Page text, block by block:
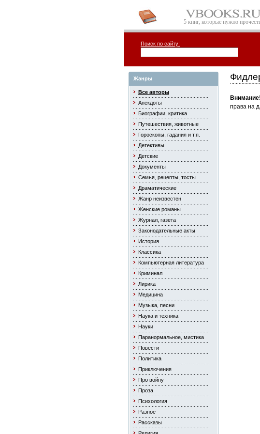
5 книг, которые нужно
Поиск по сайту:
Жанры
Все авторы
Анекдоты
Биографии, критика
Путешествия, животные
Гороскопы, гадания и т.п.
Детективы
Детские
Документы
Семья, рецепты, тосты
Драматические
Жанр неизвестен
Женские романы
Журнал, газета
Законодательные акты
История
Классика
Компьютерная литература
Криминал
Лирика
Медицина
Музыка, песни
Наука и техника
Науки
Паранормальное, мистика
Повести
Политика
Приключения
Про войну
Проза
Психология
Разное
Рассказы
Внимание!
права на